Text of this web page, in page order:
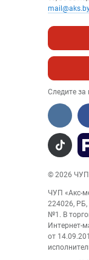
Следите за
© 2026 ЧУП
ЧУП «Акс-
224026, РБ,
№1. В
Интернет-
от